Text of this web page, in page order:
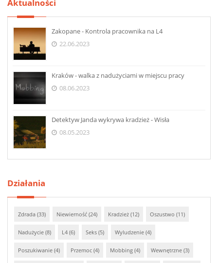
Aktualności
Zakopane - Kontrola pracownika na L4
22.06.2023
Kraków - walka z nadużyciami w miejscu pracy
08.06.2023
Detektyw Janda wykrywa kradzież - Wisła
08.05.2023
Działania
Zdrada (33) Niewierność (24) Kradzież (12) Oszustwo (11)
Nadużycie (8) L4 (6) Seks (5) Wyludzenie (4)
Poszukiwanie (4) Przemoc (4) Mobbing (4) Wewnętrzne (3)